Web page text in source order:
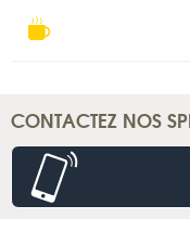
CONTACTEZ NOS